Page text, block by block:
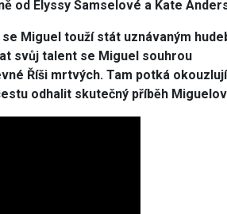
od Elyssy Samselové a Kate
Miguel touží stát uznávaným
svůj talent se Miguel souhrou
Říši mrtvých. Tam potká
odhalit skutečný příběh